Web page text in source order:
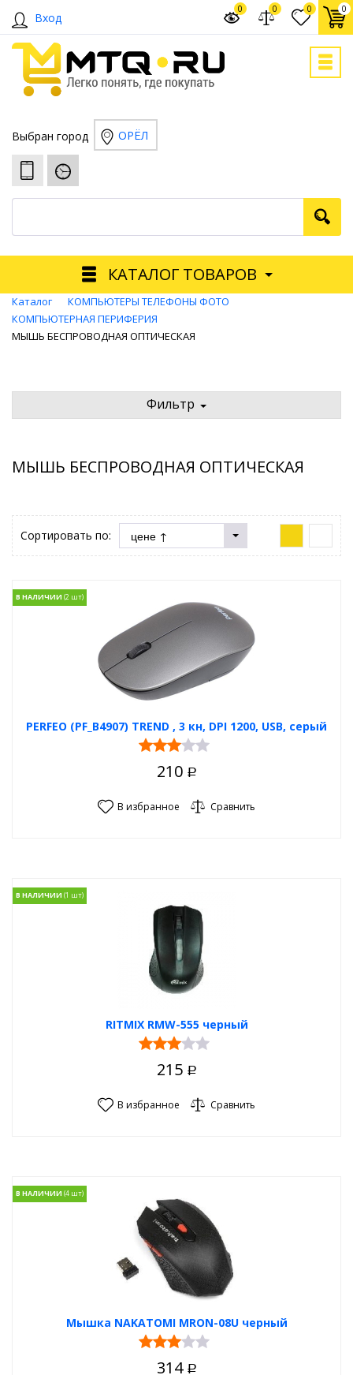
Вход
0 0
0 0
Выбран город ОРЁЛ
КАТАЛОГ ТОВАРОВ
Каталог
КОМПЬЮТЕРЫ ТЕЛЕФОНЫ ФОТО
КОМПЬЮТЕРНАЯ ПЕРИФЕРИЯ
МЫШЬ БЕСПРОВОДНАЯ ОПТИЧЕСКАЯ
Фильтр
МЫШЬ БЕСПРОВОДНАЯ ОПТИЧЕСКАЯ
Сортировать по:
PERFEO (PF_B4907) TREND , 3 кн, DPI 1200, USB, серый
В НАЛИЧИИ
210 Р
В избранное Сравнить
RITMIX RMW-555 черный
В НАЛИЧИИ
215 Р
В избранное Сравнить
Мышка NAKATOMI MRON-08U черный
В НАЛИЧИИ
314 Р